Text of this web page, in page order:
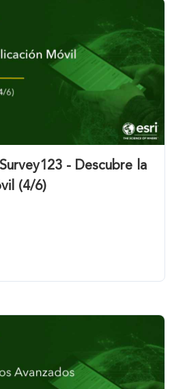
- Descubre la
(4/6)